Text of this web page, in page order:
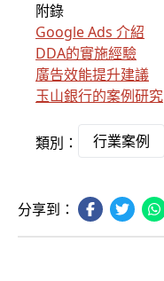
附錄
Google Ads 介紹
DDA的實施經驗
廣告效能提升建議
玉山銀行的案例研究
類別： 行業案例
分享到：